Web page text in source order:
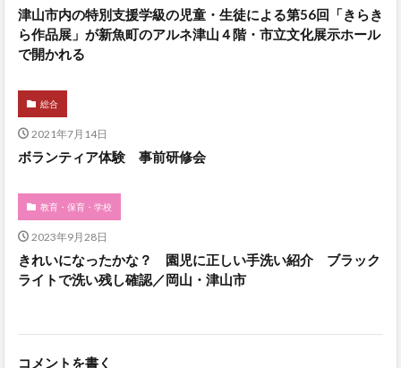
津山市内の特別支援学級の児童・生徒による第56回「きらき
ら作品展」が新魚町のアルネ津山４階・市立文化展示ホール
で開かれる
総合
2021年7月14日
ボランティア体験 事前研修会
教育・保育・学校
2023年9月28日
きれいになったかな？ 園児に正しい手洗い紹介 ブラック
ライトで洗い残し確認／岡山・津山市
コメントを書く